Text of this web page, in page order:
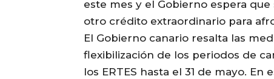
este mes y el Gobierno espera
otro crédito extraordinario para
El Gobierno canario resalta las
flexibilización de los periodos de
los ERTES hasta el 31 de mayo.